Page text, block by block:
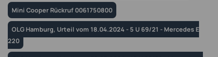
Mini Cooper Rückruf 0061750800
OLG Hamburg, Urteil vom 18.04.2024 - 5 U 69/21 - Mercedes E
220